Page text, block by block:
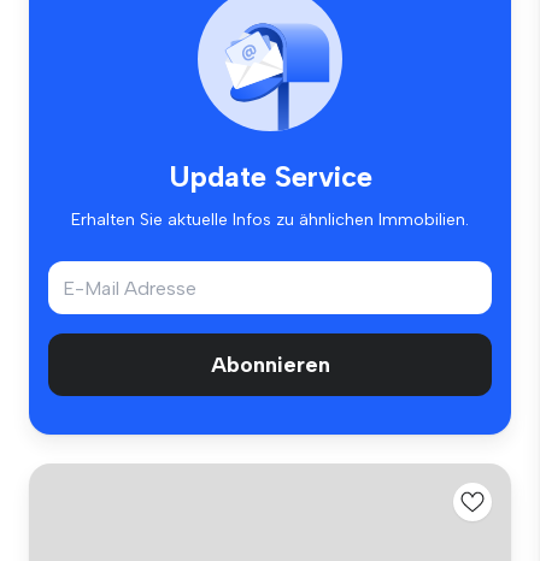
Update Service
Erhalten Sie aktuelle Infos zu ähnlichen Immobilien.
Abonnieren